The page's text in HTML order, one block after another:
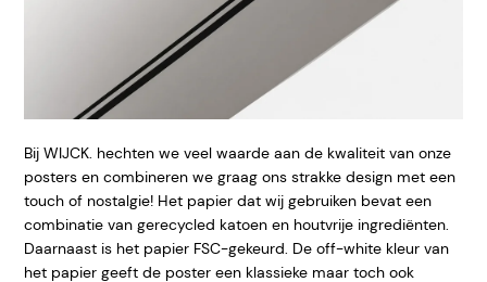
Bij WIJCK. hechten we veel waarde aan de kwaliteit van onze
posters en combineren we graag ons strakke design met een
touch of nostalgie! Het papier dat wij gebruiken bevat een
combinatie van gerecycled katoen en houtvrije ingrediënten.
Daarnaast is het papier FSC-gekeurd. De off-white kleur van
het papier geeft de poster een klassieke maar toch ook